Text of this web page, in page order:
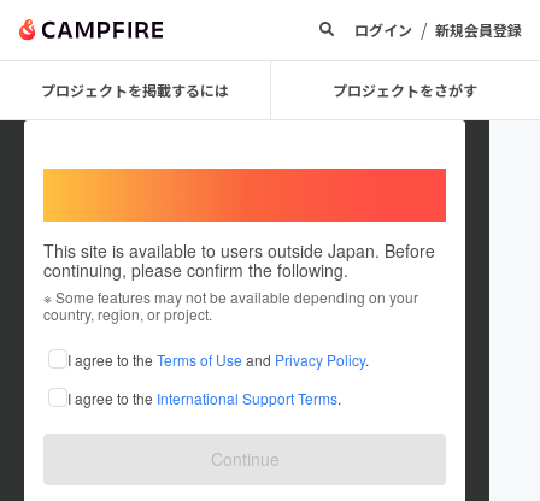
ログイン / 新規会員登録
プロジェクトを掲載するには プロジェクトをさがす
This site is available to users outside Japan. Before
continuing, please confirm the following.
※ Some features may not be available depending on your
country, region, or project.
I agree to the Terms of Use and Privacy Policy.
I agree to the International Support Terms.
Continue
filmcom
これまでに1件のプロジェクトを投稿しています
在住国：未設定
出身国：未設定